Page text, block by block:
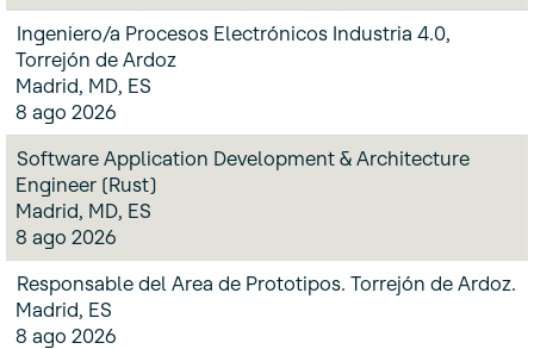
Ingeniero/a Procesos Electrónicos Industria 4.0,
Torrejón de Ardoz
Madrid, MD, ES
8 ago 2026
Software Application Development & Architecture
Engineer (Rust)
Madrid, MD, ES
8 ago 2026
Responsable del Area de Prototipos. Torrejón de Ardoz.
Madrid, ES
8 ago 2026